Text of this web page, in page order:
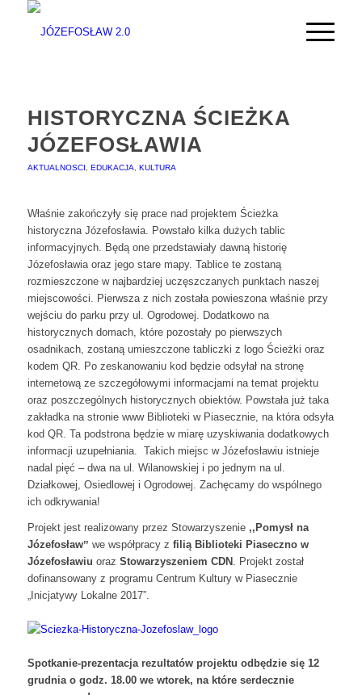
HISTORYCZNA ŚCIEŻKA
JÓZEFOSŁAWIA
AKTUALNOSCI EDUKACJA KULTURA
Właśnie zakończyły się prace nad projektem Ścieżka
historyczna Józefosławia. Powstało kilka dużych tablic
informacyjnych. Będą one przedstawiały dawną historię
Józefosławia oraz jego stare mapy. Tablice te zostaną
rozmieszczone w najbardziej uczęszczanych punktach naszej
miejscowości. Pierwsza z nich została powieszona właśnie przy
wejściu do parku przy ul. Ogrodowej. Dodatkowo na
historycznych domach, które pozostały po pierwszych
osadnikach, zostaną umieszczone tabliczki z logo Ścieżki oraz
kodem QR. Po zeskanowaniu kod będzie odsyłał na stronę
internetową ze szczegółowymi informacjami na temat projektu
oraz poszczególnych historycznych obiektów. Powstała już taka
zakładka na stronie www Biblioteki w Piasecznie, na która odsyła
kod QR. Ta podstrona będzie w miarę uzyskiwania dodatkowych
informacji uzupełniania. Takich miejsc w Józefosławiu istnieje
nadal pięć – dwa na ul. Wilanowskiej i po jednym na ul.
Działkowej, Osiedlowej i Ogrodowej. Zachęcamy do wspólnego
ich odkrywania!
Projekt jest realizowany przez Stowarzyszenie ,,Pomysł na
Józefosławˮ we współpracy z filią Biblioteki Piaseczno w
Józefosławiu oraz Stowarzyszeniem CDN . Projekt został
dofinansowany z programu Centrum Kultury w Piasecznie
„Inicjatywy Lokalne 2017”.
Spotkanie-prezentacja rezultatów projektu odbędzie się 12
grudnia o godz. 18.00 we wtorek, na które serdecznie